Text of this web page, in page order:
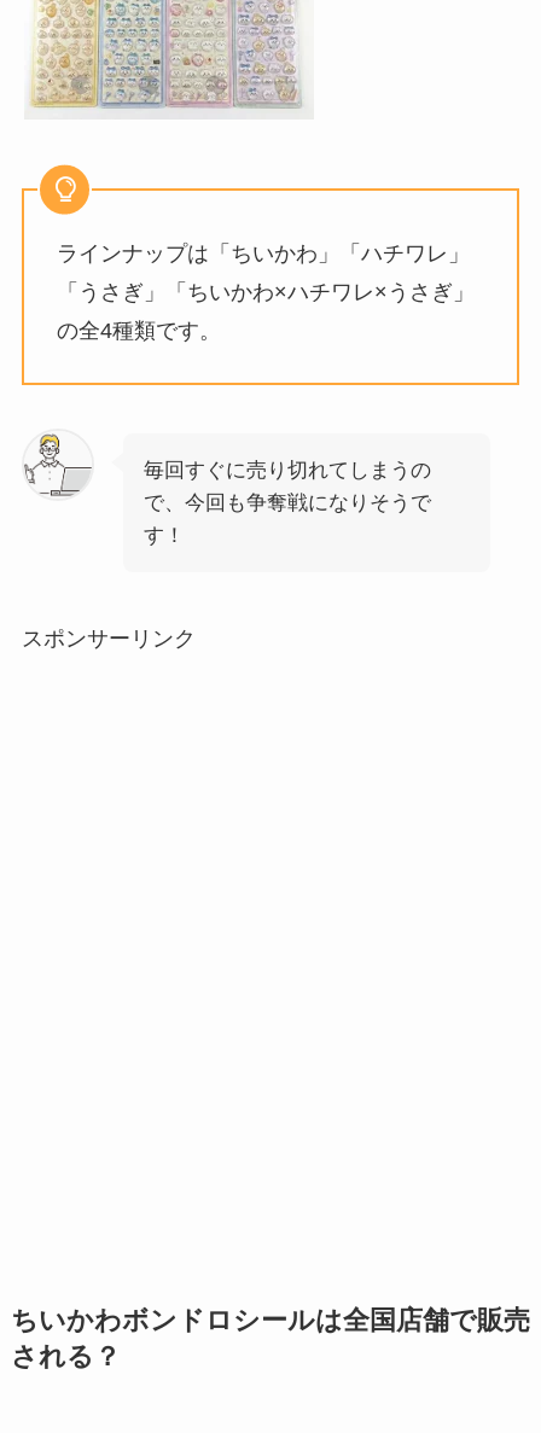
ラインナップは「ちいかわ」「ハチワレ」
「うさぎ」「ちいかわ×ハチワレ×うさぎ」
の全4種類です。
毎回すぐに売り切れてしまうの
で、今回も争奪戦になりそうで
す！
スポンサーリンク
ちいかわボンドロシールは全国店舗で販売
される？